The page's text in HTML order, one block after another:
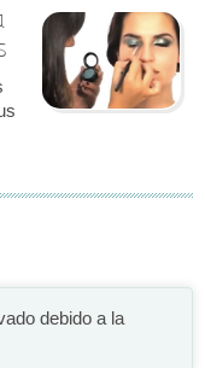
debido a la